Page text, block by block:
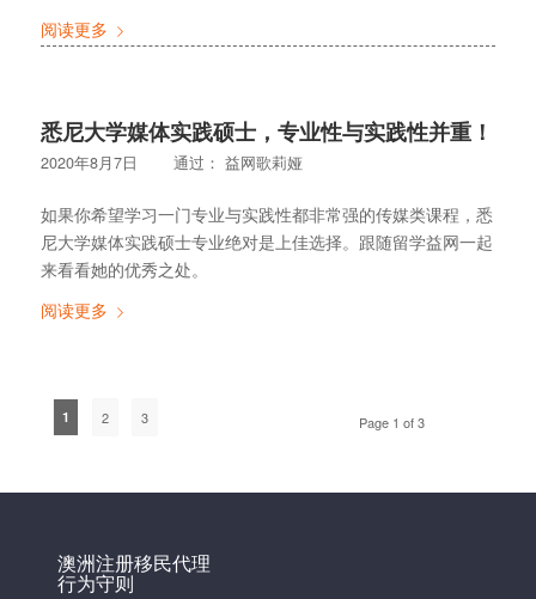
阅读更多
悉尼大学媒体实践硕士，专业性与实践性并重！
2020年8月7日 通过： 益网歌莉娅
如果你希望学习一门专业与实践性都非常强的传媒类课程，悉
尼大学媒体实践硕士专业绝对是上佳选择。跟随留学益网一起
来看看她的优秀之处。
阅读更多
Page 1 of 3
1 2 3
澳洲注册移民代理
行为守则